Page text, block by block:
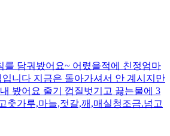
를 담궈봤어요~ 어렸을적에 친정엄마
니다 지금은 돌아가셔서 안 계시지만
봤어요 줄기 껍질벗기고 끓는물에 3
춧가루,마늘,젓갈,깨,매실청조금.넘고